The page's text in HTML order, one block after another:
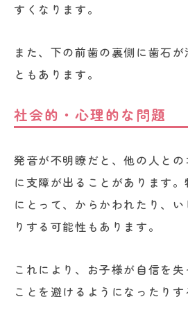
すくなります。
また、下の前歯の裏側に歯石
ともあります。
社会的・心理的な問題
発音が不明瞭だと、他の人と
に支障が出ることがあります
にとって、からかわれたり、
りする可能性もあります。
これにより、お子様が自信を
ことを避けるようになったりす